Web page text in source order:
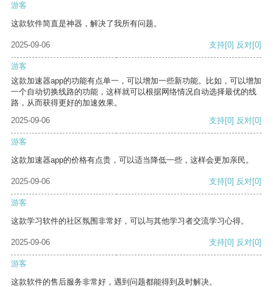
游客
这款软件简直是神器，解决了我所有问题。
2025-09-06 支持[0] 反对[0]
游客
这款加速器app的功能有点单一，可以增加一些新功能。比如，可以增加
一个自动切换线路的功能，这样就可以根据网络情况自动选择最优的线
路，从而获得更好的加速效果。
2025-09-06
支持[0] 反对[0]
游客
这款加速器app的价格有点贵，可以适当降低一些，这样会更加亲民。
2025-09-06 支持[0] 反对[0]
游客
这款学习软件的社区氛围非常好，可以与其他学习者交流学习心得。
2025-09-06 支持[0] 反对[0]
游客
这款软件的售后服务非常好，遇到问题都能得到及时解决。